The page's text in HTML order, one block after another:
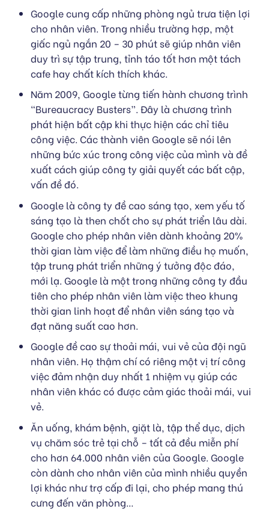
Google cung cấp những phòng ngủ trưa tiện lợi
cho nhân viên. Trong nhiều trường hợp, một
giấc ngủ ngắn 20 – 30 phút sẽ giúp nhân viên
duy trì sự tập trung, tỉnh táo tốt hơn một tách
cafe hay chất kích thích khác.
Năm 2009, Google từng tiến hành chương trình
“Bureaucracy Busters”. Đây là chương trình
phát hiện bất cập khi thực hiện các chỉ tiêu
công việc. Các thành viên Google sẽ nói lên
những bức xúc trong công việc của mình và đề
xuất cách giúp công ty giải quyết các bất cập,
vấn đề đó.
Google là công ty đề cao sáng tạo, xem yếu tố
sáng tạo là then chốt cho sự phát triển lâu dài.
Google cho phép nhân viên dành khoảng 20%
thời gian làm việc để làm những điều họ muốn,
tập trung phát triển những ý tưởng độc đáo,
mới lạ. Google là một trong những công ty đầu
tiên cho phép nhân viên làm việc theo khung
thời gian linh hoạt để nhân viên sáng tạo và
đạt năng suất cao hơn.
Google đề cao sự thoải mái, vui vẻ của đội ngũ
nhân viên. Họ thậm chí có riêng một vị trí công
việc đảm nhận duy nhất 1 nhiệm vụ giúp các
nhân viên khác có được cảm giác thoải mái, vui
vẻ.
Ăn uống, khám bệnh, giặt là, tập thể dục, dịch
vụ chăm sóc trẻ tại chỗ – tất cả đều miễn phí
cho hơn 64.000 nhân viên của Google. Google
còn dành cho nhân viên của mình nhiều quyền
lợi khác như trợ cấp đi lại, cho phép mang thú
cưng đến văn phòng…